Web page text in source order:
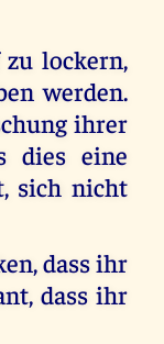
lockern,
werden.
ihrer
dies eine
sich nicht
dass ihr
dass ihr